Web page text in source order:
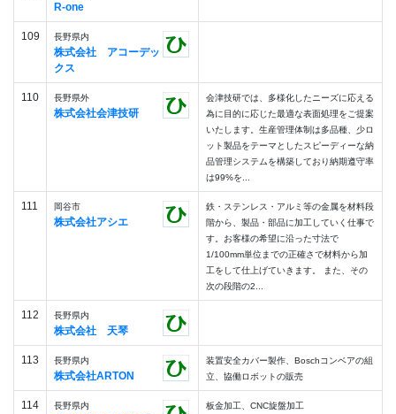
R-one
109 長野県内
株式会社 アコーデッ
クス
110 長野県外
株式会社会津技研
会津技研では、多様化したニーズに応える
為に目的に応じた最適な表面処理をご提案
いたします。生産管理体制は多品種、少ロ
ット製品をテーマとしたスピーディーな納
品管理システムを構築しており納期遵守率
は99%を...
111 岡谷市
株式会社アシエ
鉄・ステンレス・アルミ等の金属を材料段
階から、製品・部品に加工していく仕事で
す。お客様の希望に沿った寸法で
1/100mm単位までの正確さで材料から加
工をして仕上げていきます。 また、その
次の段階の2...
112 長野県内
株式会社 天琴
113 長野県内
株式会社ARTON
装置安全カバー製作、Boschコンベアの組
立、協働ロボットの販売
114 長野県内 板金加工、CNC旋盤加工